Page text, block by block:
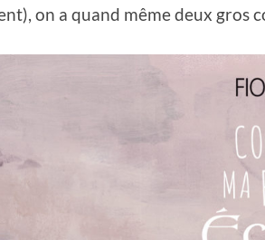
on a quand même deux gros